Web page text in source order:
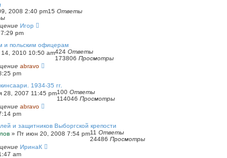
2008 2:40 pm15 Ответы
Игор
pm
и польским офицерам
2010 10:50 am424 Ответы
173806 Просмотры
abravo
pm
1934-35 гг.
28, 2007 11:45 pm100 Ответы
114046 Просмотры
abravo
pm
и защитников Выборгской крепости
» Пт июн 20, 2008 7:54 pm11 Ответы
24486 Просмотры
ИринаК
am